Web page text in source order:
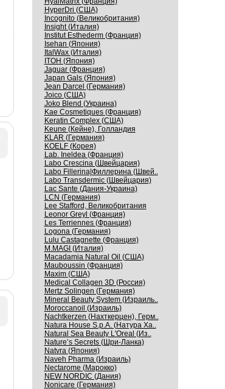
HyperDri (США)
Incognito (Великобритания)
Insight (Италия)
Institut Esthederm (Франция)
Isehan (Япония)
ItalWax (Италия)
ITOH (Япония)
Jaguar (Франция)
Japan Gals (Япония)
Jean Darcel (Германия)
Joico (США)
Joko Blend (Украина)
Kaе Cosmеtiques (Франция)
Keratin Complex (США)
Keune (Кейне), Голландия
KLAR (Германия)
KOELF (Корея)
Lab. Ineldea (Франция)
Labo Crescina (Швейцария)
Labo Fillerina|Филлерина (Швей..
Labo Transdermic (Швейцария)
Lac Sante (Дания-Украина)
LCN (Германия)
Lee Stafford, Великобритания
Leonor Greyl (Франция)
Les Terriennes (Франция)
Logona (Германия)
Lulu Castagnette (Франция)
M.MAGI (Италия)
Macadamia Natural Oil (США)
Mauboussin (Франция)
Maxim (США)
Medical Collagen 3D (Россия)
Mertz Solingen (Германия)
Mineral Beauty System (Израиль..
Moroccanoil (Израиль)
Nachtkerzen (Нахткерцен), Герм..
Natura House S.p.A. (Натура Ха..
Natural Sea Beauty L'Oreal (Из..
Nature’s Secrets (Шри-Ланка)
Natvra (Япония)
Naveh Pharma (Израиль)
Nectarome (Марокко)
NEW NORDIC (Дания)
Nonicare (Германия)